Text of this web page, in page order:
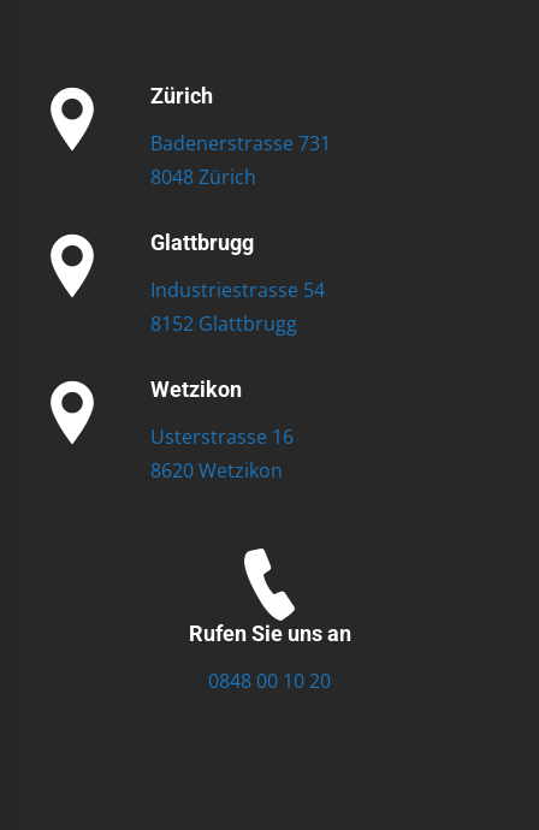
Zürich
Badenerstrasse 731
8048 Zürich
Glattbrugg
Industriestrasse 54
8152 Glattbrugg
Wetzikon
Usterstrasse 16
8620 Wetzikon
Rufen Sie uns an
0848 00 10 20